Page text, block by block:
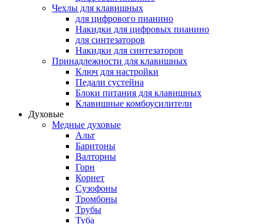
Чехлы для клавишных
для цифрового пианино
Накидки для цифровых пианино
для синтезаторов
Накидки для синтезаторов
Принадлежности для клавишных
Ключ для настройки
Педали сустейна
Блоки питания для клавишных
Клавишные комбоусилители
Духовые
Медные духовые
Альт
Баритоны
Валторны
Горн
Корнет
Сузофоны
Тромбоны
Трубы
Туба